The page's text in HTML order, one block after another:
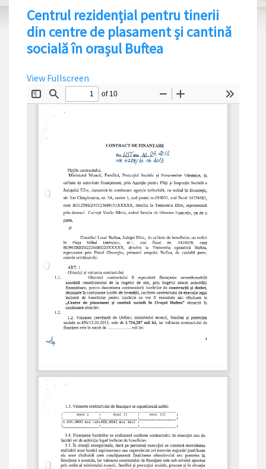
Centrul rezidențial pentru tinerii
din centre de plasament și cantină
socială în orașul Buftea
View Fullscreen